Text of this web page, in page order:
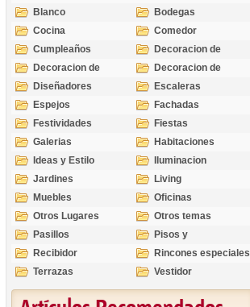
Blanco
Bodegas
Cocina
Comedor
Cumpleaños
Decoracion de
Exteriores
Decoracion de
Interiores
Decoracion de
Ocasiones
Diseñadores
Escaleras
Espejos
Fachadas
Festividades
Fiestas
Galerias
Habitaciones
Ideas y Estilo
Iluminacion
Jardines
Living
Muebles
Oficinas
Otros Lugares
Otros temas
Pasillos
Pisos y
revestimientos
Recibidor
Rincones especiales
Terrazas
Vestidor